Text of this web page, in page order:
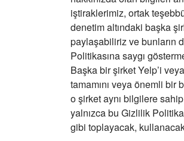
iştiraklerimiz, ortak
denetim altındaki başka
paylaşabiliriz ve bunların
Politikasına saygı
Başka bir şirket Yelp’i
tamamını veya önemli bir
o şirket aynı bilgilere
yalnızca bu Gizlilik
gibi toplayacak,